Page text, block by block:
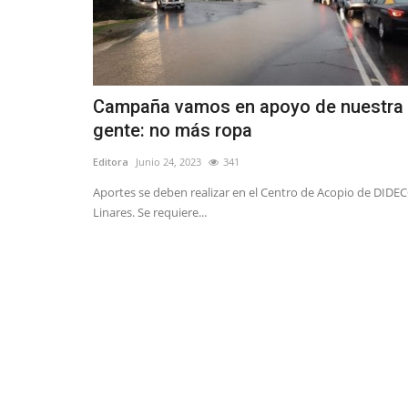
Campaña vamos en apoyo de nuestra
gente: no más ropa
Editora Junio 24, 2023 341
Aportes se deben realizar en el Centro de Acopio de
Linares. Se requiere...